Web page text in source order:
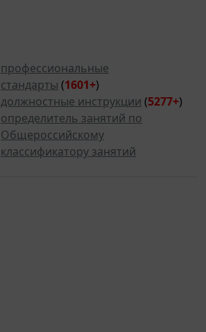
профессиональные
стандарты (1601+)
должностные инструкции (5277+)
определитель занятий по
Общероссийскому
классификатору занятий